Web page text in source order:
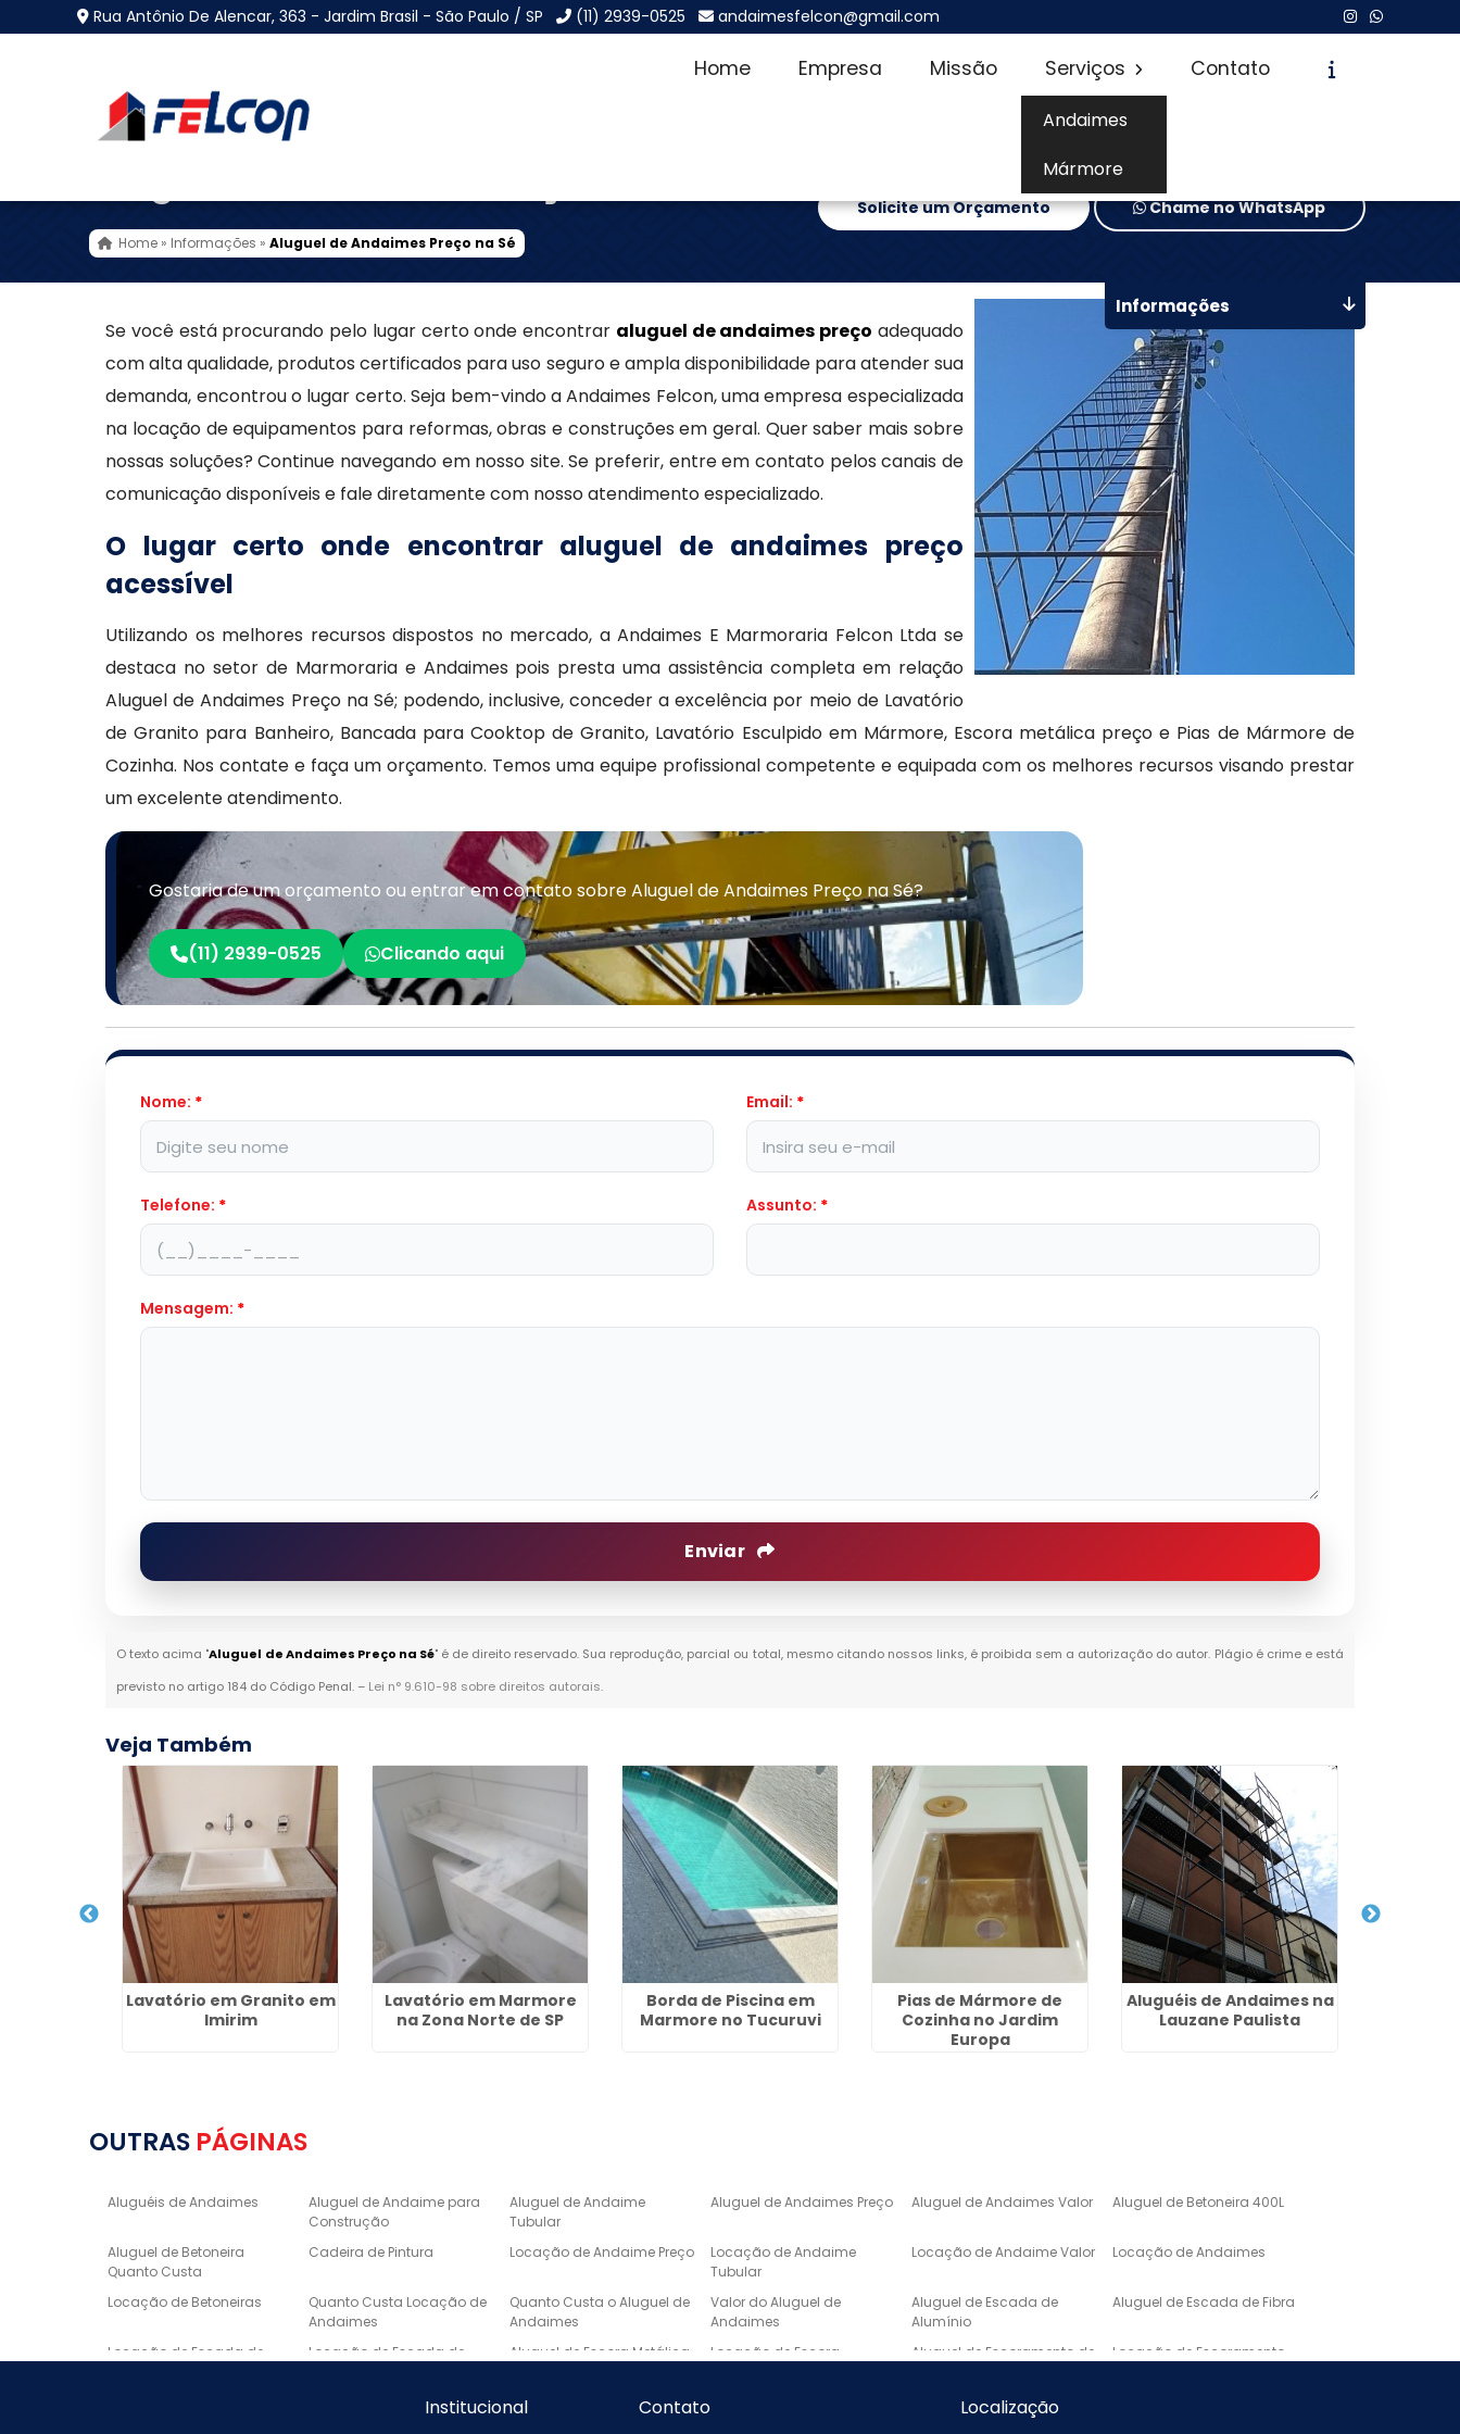
Rua Antônio De Alencar, 363 - Jardim Brasil - São Paulo / SP (11) 2939-0525 andaimesfelcon@gmail.com
Home Empresa Missão Serviços
Andaimes
Mármore
Contato
Home » Informações »Aluguel de Andaimes Preço na Sé
Solicite um Orçamento Chame no WhatsApp
Se você está procurando pelo lugar certo onde encontrar aluguel de andaimes preço adequado
com alta qualidade, produtos certificados para uso seguro e ampla disponibilidade para atender sua
demanda, encontrou o lugar certo. Seja bem-vindo a Andaimes Felcon, uma empresa especializada
na locação de equipamentos para reformas, obras e construções em geral. Quer saber mais sobre
nossas soluções? Continue navegando em nosso site. Se preferir, entre em contato pelos canais de
comunicação disponíveis e fale diretamente com nosso atendimento especializado.
O lugar certo onde encontrar aluguel de andaimes preço
acessível
Utilizando os melhores recursos dispostos no mercado, a Andaimes E Marmoraria Felcon Ltda se
destaca no setor de Marmoraria e Andaimes pois presta uma assistência completa em relação
Aluguel de Andaimes Preço na Sé; podendo, inclusive, conceder a excelência por meio de Lavatório
de Granito para Banheiro, Bancada para Cooktop de Granito, Lavatório Esculpido em Mármore, Escora metálica preço e Pias de Mármore de
Cozinha. Nos contate e faça um orçamento. Temos uma equipe profissional competente e equipada com os melhores recursos visando prestar
um excelente atendimento.
Gostaria de um orçamento ou entrar em contato sobre Aluguel de Andaimes Preço na Sé?
(11) 2939-0525 Clicando aqui
Nome: * Email: *
Telefone: * Assunto: *
Mensagem: *
Enviar
O texto acima "Aluguel de Andaimes Preço na Sé" é de direito reservado. Sua reprodução, parcial ou total, mesmo citando nossos links, é proibida sem a autorização do autor. Plágio é crime e está
previsto no artigo 184 do Código Penal. – Lei n° 9.610-98 sobre direitos autorais.
Informações
Veja Também
Lavatório em Granito em
Imirim
Lavatório em Marmore
na Zona Norte de SP
Borda de Piscina em
Marmore no Tucuruvi
Pias de Mármore de
Cozinha no Jardim
Europa
Aluguéis de Andaimes na
Lauzane Paulista
OUTRAS PÁGINAS
Aluguéis de Andaimes
Aluguel de Andaime para
Construção
Aluguel de Andaime
Tubular
Aluguel de Andaimes Preço Aluguel de Andaimes Valor Aluguel de Betoneira 400L
Aluguel de Betoneira
Quanto Custa
Cadeira de Pintura Locação de Andaime Preço
Locação de Andaime
Tubular
Locação de Andaime Valor Locação de Andaimes
Locação de Betoneiras
Quanto Custa Locação de
Andaimes
Quanto Custa o Aluguel de
Andaimes
Valor do Aluguel de
Andaimes
Aluguel de Escada de
Alumínio
Aluguel de Escada de Fibra
Locação de Escada de
Locação de Escada de
Aluguel de Escora Metálica
Locação de Escora
Aluguel de Escoramento de
Locação de Escoramento
Borda de Piscina em
Escada de Mármore Preço
Lavatório de Mármore para
Institucional
Contato
Localização